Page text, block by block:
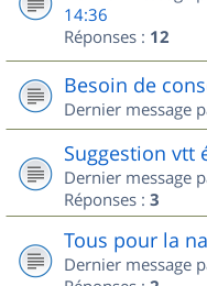
14:36
Réponses : 12
Besoin de
Dernier message
Suggestion vtt
Dernier message
Réponses : 3
Tous pour la
Dernier message